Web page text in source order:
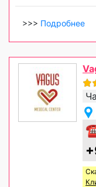
>>> Подробнее